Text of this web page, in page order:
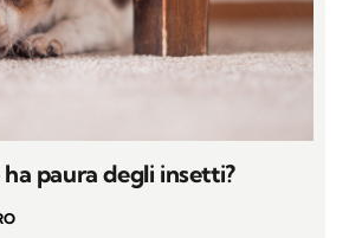
ha paura degli insetti?